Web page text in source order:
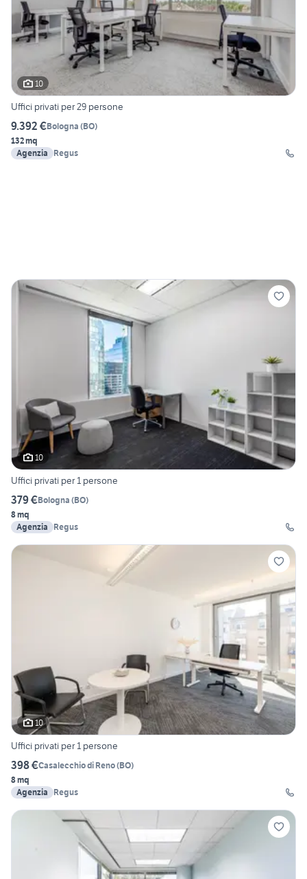
10
Uffici privati per 29 persone
9.392 €Bologna (BO)
132 mq
Agenzia
Regus
10
Uffici privati per 1 persone
379 €Bologna (BO)
8 mq
Agenzia
Regus
10
Uffici privati per 1 persone
398 €Casalecchio di Reno(BO)
8 mq
Agenzia
Regus